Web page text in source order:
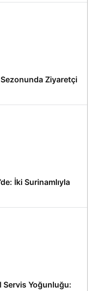
Ziyaretçi
İki Surinamlıyla
Servis Yoğunluğu: